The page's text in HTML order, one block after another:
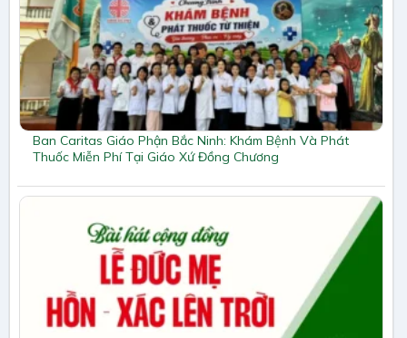
Ban Caritas Giáo Phận Bắc Ninh: Khám Bệnh Và Phát
Thuốc Miễn Phí Tại Giáo Xứ Đồng Chương